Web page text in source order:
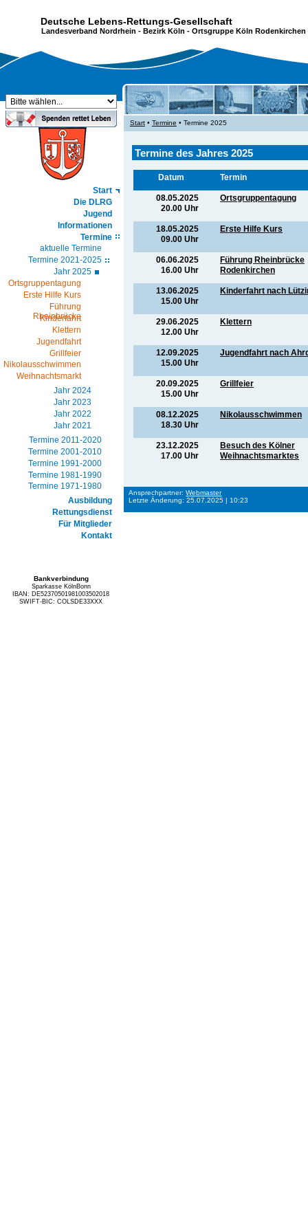
Deutsche Lebens-Rettungs-Gesellschaft
Landesverband Nordrhein - Bezirk Köln - Ortsgruppe Köln Rodenkirchen
Start
Die DLRG
Jugend
Informationen
Termine
aktuelle Termine
Termine 2021-2025
Jahr 2025
Ortsgruppentagung
Erste Hilfe Kurs
Führung
Rheinbrücke
Kinderfahrt
Klettern
Jugendfahrt
Grillfeier
Nikolausschwimmen
Weihnachtsmarkt
Jahr 2024
Jahr 2023
Jahr 2022
Jahr 2021
Termine 2011-2020
Termine 2001-2010
Termine 1991-2000
Termine 1981-1990
Termine 1971-1980
Ausbildung
Rettungsdienst
Für Mitglieder
Kontakt
Bankverbindung
Sparkasse KölnBonn
IBAN: DE52370501981003502018
SWIFT-BIC: COLSDE33XXX
Start• Termine • Termine 2025
Termine des Jahres 2025
Datum Termin
08.05.2025
20.00 Uhr
Ortsgruppentagung
18.05.2025
09.00 Uhr
Erste Hilfe Kurs
06.06.2025
16.00 Uhr
Führung Rheinbrücke
Rodenkirchen
13.06.2025
15.00 Uhr
Kinderfahrt nach
29.06.2025
12.00 Uhr
Klettern
12.09.2025
15.00 Uhr
Jugendfahrt nach
20.09.2025
15.00 Uhr
Grillfeier
08.12.2025
18.30 Uhr
Nikolausschwimmen
23.12.2025
17.00 Uhr
Besuch des Kölner
Weihnachtsmarktes
Ansprechpartner:Webmaster
Letzte Änderung: 25.07.2025 | 10:23